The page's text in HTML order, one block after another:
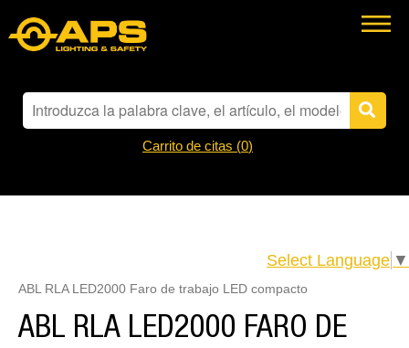
Carrito de citas (0)
Select Language ▼
ABL RLA LED2000 Faro de trabajo LED compacto
ABL RLA LED2000 FARO DE